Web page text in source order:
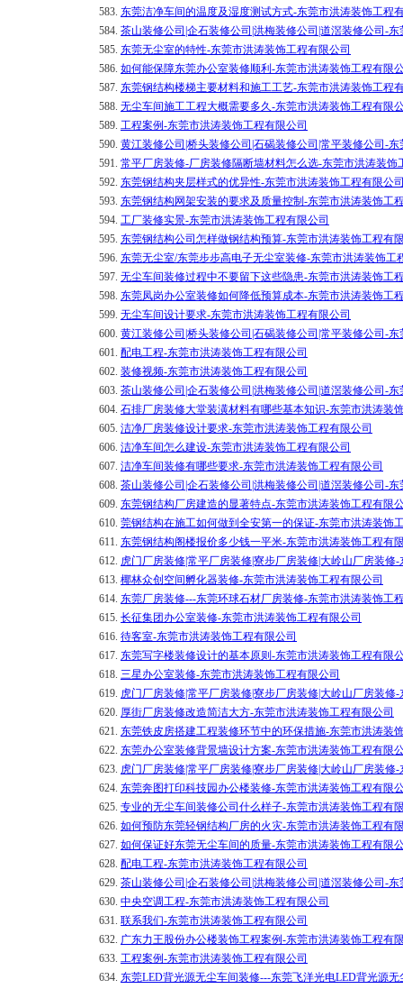
583. 东莞洁净车间的温度及湿度测试方式-东莞市洪涛装饰工程
584. 茶山装修公司|企石装修公司|洪梅装修公司|道滘装修公司-
585. 东莞无尘室的特性-东莞市洪涛装饰工程有限公司
586. 如何能保障东莞办公室装修顺利-东莞市洪涛装饰工程有限
587. 东莞钢结构楼梯主要材料和施工工艺-东莞市洪涛装饰工程
588. 无尘车间施工工程大概需要多久-东莞市洪涛装饰工程有限
589. 工程案例-东莞市洪涛装饰工程有限公司
590. 黄江装修公司|桥头装修公司|石碣装修公司|常平装修公司-
591. 常平厂房装修-厂房装修隔断墙材料怎么选-东莞市洪涛装饰
592. 东莞钢结构夹层样式的优异性-东莞市洪涛装饰工程有限公
593. 东莞钢结构网架安装的要求及质量控制-东莞市洪涛装饰工
594. 工厂装修实景-东莞市洪涛装饰工程有限公司
595. 东莞钢结构公司怎样做钢结构预算-东莞市洪涛装饰工程有
596. 东莞无尘室/东莞步步高电子无尘室装修-东莞市洪涛装饰工
597. 无尘车间装修过程中不要留下这些隐患-东莞市洪涛装饰工
598. 东莞凤岗办公室装修如何降低预算成本-东莞市洪涛装饰工
599. 无尘车间设计要求-东莞市洪涛装饰工程有限公司
600. 黄江装修公司|桥头装修公司|石碣装修公司|常平装修公司-
601. 配电工程-东莞市洪涛装饰工程有限公司
602. 装修视频-东莞市洪涛装饰工程有限公司
603. 茶山装修公司|企石装修公司|洪梅装修公司|道滘装修公司-
604. 石排厂房装修大堂装潢材料有哪些基本知识-东莞市洪涛装
605. 洁净厂房装修设计要求-东莞市洪涛装饰工程有限公司
606. 洁净车间怎么建设-东莞市洪涛装饰工程有限公司
607. 洁净车间装修有哪些要求-东莞市洪涛装饰工程有限公司
608. 茶山装修公司|企石装修公司|洪梅装修公司|道滘装修公司-
609. 东莞钢结构厂房建造的显著特点-东莞市洪涛装饰工程有限
610. 莞钢结构在施工如何做到全安第一的保证-东莞市洪涛装饰
611. 东莞钢结构阁楼报价多少钱一平米-东莞市洪涛装饰工程有
612. 虎门厂房装修|常平厂房装修|寮步厂房装修|大岭山厂房装修
613. 椰林众创空间孵化器装修-东莞市洪涛装饰工程有限公司
614. 东莞厂房装修---东莞环球石材厂房装修-东莞市洪涛装饰工
615. 长征集团办公室装修-东莞市洪涛装饰工程有限公司
616. 待客室-东莞市洪涛装饰工程有限公司
617. 东莞写字楼装修设计的基本原则-东莞市洪涛装饰工程有限
618. 三星办公室装修-东莞市洪涛装饰工程有限公司
619. 虎门厂房装修|常平厂房装修|寮步厂房装修|大岭山厂房装修
620. 厚街厂房装修改造简洁大方-东莞市洪涛装饰工程有限公司
621. 东莞铁皮房搭建工程装修环节中的环保措施-东莞市洪涛装
622. 东莞办公室装修背景墙设计方案-东莞市洪涛装饰工程有限
623. 虎门厂房装修|常平厂房装修|寮步厂房装修|大岭山厂房装修
624. 东莞奔图打印科技园办公楼装修-东莞市洪涛装饰工程有限
625. 专业的无尘车间装修公司什么样子-东莞市洪涛装饰工程有
626. 如何预防东莞轻钢结构厂房的火灾-东莞市洪涛装饰工程有
627. 如何保证好东莞无尘车间的质量-东莞市洪涛装饰工程有限
628. 配电工程-东莞市洪涛装饰工程有限公司
629. 茶山装修公司|企石装修公司|洪梅装修公司|道滘装修公司-
630. 中央空调工程-东莞市洪涛装饰工程有限公司
631. 联系我们-东莞市洪涛装饰工程有限公司
632. 广东力王股份办公楼装饰工程案例-东莞市洪涛装饰工程有
633. 工程案例-东莞市洪涛装饰工程有限公司
634. 东莞LED背光源无尘车间装修---东莞飞洋光电LED背光源